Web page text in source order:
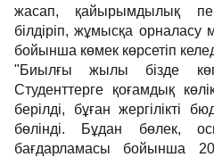
жасап, қайырымдылық пен
білдіріп, жұмысқа орналасу
бойынша көмек көрсетіп
"Биылғы жылы бізде
Студенттерге қоғамдық
берілді, бұған жергілікті
бөлінді. Бұдан бөлек,
бағдарламасы бойынша